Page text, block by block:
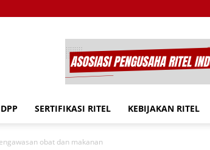
SERTIFIKASI RITEL KEBIJAKAN RITEL
obat dan makanan